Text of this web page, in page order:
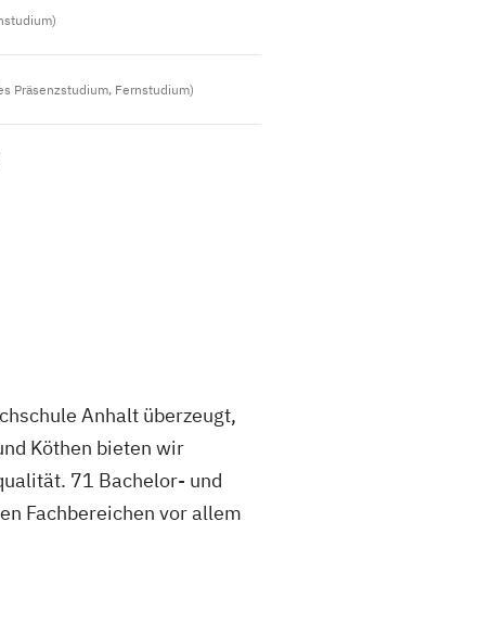
Präsenzstudium, Fernstudium)
Anhalt überzeugt,
Köthen bieten wir
71 Bachelor- und
Fachbereichen vor allem